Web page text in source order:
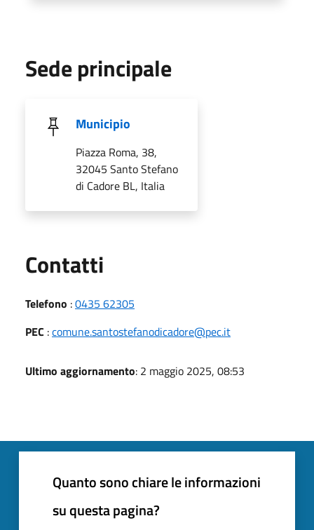
Sede principale
Municipio
Piazza Roma, 38,
32045 Santo Stefano
di Cadore BL, Italia
Contatti
Telefono :0435 62305
PEC :comune.santostefanodicadore@pec.it
Ultimo aggiornamento: 2 maggio 2025, 08:53
Quanto sono chiare le informazioni
su questa pagina?